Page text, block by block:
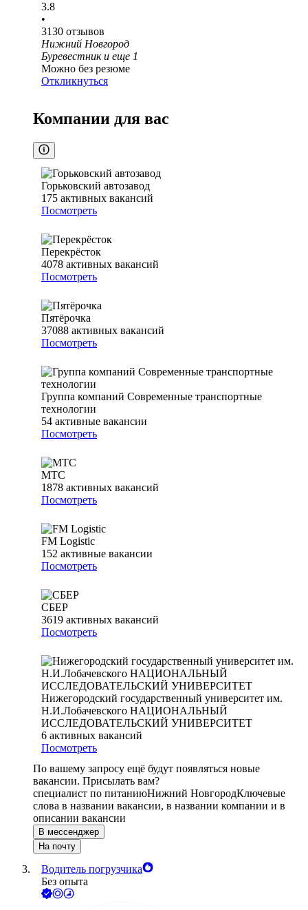
3.8
•
3130 отзывов
Нижний Новгород
Буревестник и еще 1
Можно без резюме
Откликнуться
Компании для вас
Горьковский автозавод
175 активных вакансий
Посмотреть
Перекрёсток
4078 активных вакансий
Посмотреть
Пятёрочка
37088 активных вакансий
Посмотреть
Группа компаний Современные транспортные
технологии
54 активные вакансии
Посмотреть
МТС
1878 активных вакансий
Посмотреть
FM Logistic
152 активные вакансии
Посмотреть
СБЕР
3619 активных вакансий
Посмотреть
Нижегородский государственный университет им.
Н.И.Лобачевского НАЦИОНАЛЬНЫЙ
ИССЛЕДОВАТЕЛЬСКИЙ УНИВЕРСИТЕТ
6 активных вакансий
Посмотреть
По вашему запросу ещё будут появляться новые
вакансии. Присылать вам?
специалист по питаниюНижний НовгородКлючевые
слова в названии вакансии, в названии компании и в
описании вакансии
В мессенджер
На почту
Водитель погрузчика
Без опыта